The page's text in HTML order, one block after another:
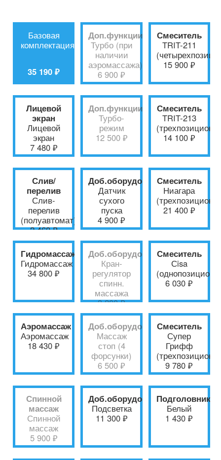
Базовая
комплектация
35 190 ₽
Лицевой
экран
Лицевой
экран
7 480 ₽
Слив/
перелив
Слив-
перелив
(полуавтомат)
2 460 ₽
Гидромассаж
Гидромассаж
34 800 ₽
Аэромассаж
Аэромассаж
18 430 ₽
Спинной
массаж
Спинной
массаж
5 900 ₽
Доп.функции
Турбо (при
наличии
аэромассажа)
6 900 ₽
Доп.функции
Турбо-
режим
12 500 ₽
Доб.оборудование
Датчик
сухого
пуска
4 900 ₽
Доб.оборудование
Кран-
регулятор
спинн.
массажа
3 200 ₽
Доб.оборудование
Массаж
стоп (4
форсунки)
6 500 ₽
Доб.оборудование
Подсветка
11 300 ₽
Смеситель
TRIT-211
15 900 ₽
Смеситель
TRIT-213
14 100 ₽
Смеситель
Ниагара
21 400 ₽
Смеситель
Сisa
6 030 ₽
Смеситель
Супер
Грифф
9 780 ₽
Подголовник
Белый
1 430 ₽